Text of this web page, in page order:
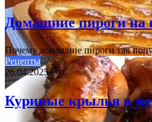
Домашние пироги на
Почему домашние пироги так
Рецепты
26.04.2025
Куриные крылья в